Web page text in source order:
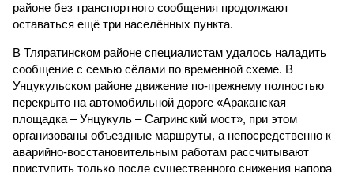
районе без транспортного сообщения продолжают
оставаться ещё три населённых пункта.
В Тляратинском районе специалистам удалось наладить
сообщение с семью сёлами по временной схеме. В
Унцукульском районе движение по-прежнему полностью
перекрыто на автомобильной дороге «Араканская
площадка – Унцукуль – Сагринский мост», при этом
организованы объездные маршруты, а непосредственно к
аварийно-восстановительным работам рассчитывают
приступить только после существенного снижения напора